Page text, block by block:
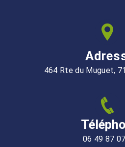
464 Rte du Muguet,
06 49 87